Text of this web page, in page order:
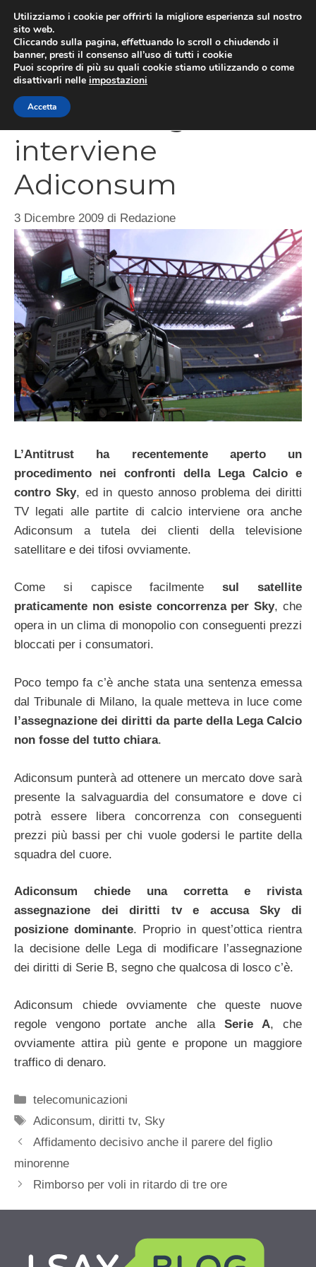
contenuto
Diritti tv Lega Calcio
interviene
Adiconsum
3 Dicembre 2009 di Redazione
L’Antitrust ha recentemente aperto un
procedimento nei confronti della Lega Calcio e
contro Sky, ed in questo annoso problema dei diritti
TV legati alle partite di calcio interviene ora anche
Adiconsum a tutela dei clienti della televisione
satellitare e dei tifosi ovviamente.
Come si capisce facilmentesul satellite
praticamente non esiste concorrenza per Sky, che
opera in un clima di monopolio con conseguenti prezzi
bloccati per i consumatori.
Poco tempo fa c’è anche stata una sentenza emessa
dal Tribunale di Milano, la quale metteva in luce come
l’assegnazione dei diritti da parte della Lega Calcio
non fosse del tutto chiara.
Adiconsum punterà ad ottenere un mercato dove sarà
presente la salvaguardia del consumatore e dove ci
potrà essere libera concorrenza con conseguenti
prezzi più bassi per chi vuole godersi le partite della
squadra del cuore.
Adiconsum chiede una corretta e rivista
assegnazione dei diritti tv e accusa Sky di
posizione dominante. Proprio in quest’ottica rientra
la decisione delle Lega di modificare l’assegnazione
dei diritti di Serie B, segno che qualcosa di losco c’è.
Adiconsum chiede ovviamente che queste nuove
regole vengono portate anche alla Serie A, che
ovviamente attira più gente e propone un maggiore
traffico di denaro.
Categorie
telecomunicazioni
Tag
Adiconsum,diritti tv, Sky
Affidamento decisivo anche il parere del figlio
minorenne
Rimborso per voli in ritardo di tre ore
Utilizziamo i cookie per offrirti la migliore esperienza sul nostro
sito web.
Cliccando sulla pagina, effettuando lo scroll o chiudendo il
banner, presti il consenso all’uso di tutti i cookie
Puoi scoprire di più su quali cookie stiamo utilizzando o come
disattivarli nelle impostazioni
Accetta